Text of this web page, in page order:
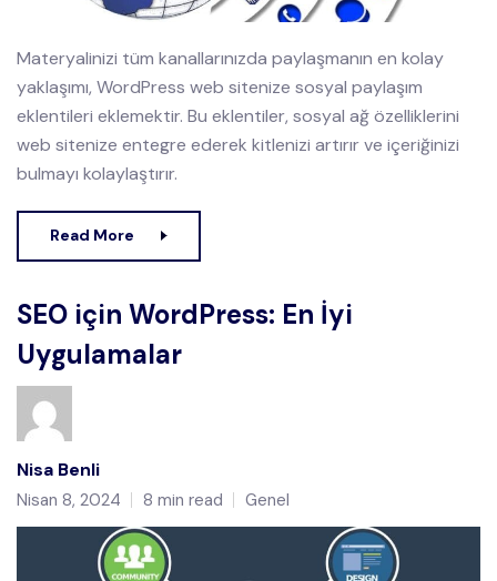
Materyalinizi tüm kanallarınızda paylaşmanın en kolay
yaklaşımı, WordPress web sitenize sosyal paylaşım
eklentileri eklemektir. Bu eklentiler, sosyal ağ özelliklerini
web sitenize entegre ederek kitlenizi artırır ve içeriğinizi
bulmayı kolaylaştırır.
Read More
SEO için WordPress: En İyi
Uygulamalar
Nisa Benli
Nisan 8, 2024 8 min read Genel